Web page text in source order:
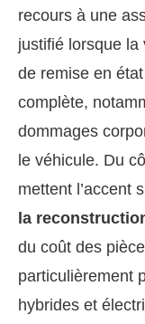
recours à une
justifié lorsque la
de remise en
complète,
dommages
le véhicule. Du
mettent l’accent
la
du coût des
particulièrement
hybrides et